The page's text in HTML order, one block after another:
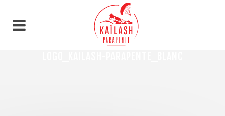
Panneau de gestion des cookies